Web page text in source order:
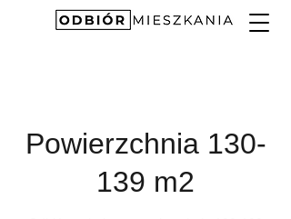
Powierzchnia 130-
139 m2